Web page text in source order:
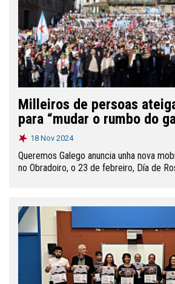
Milleiros de persoas
para “mudar o rumbo do
18 Nov 2024
Queremos Galego anuncia unha nova
no Obradoiro, o 23 de febreiro, Día de